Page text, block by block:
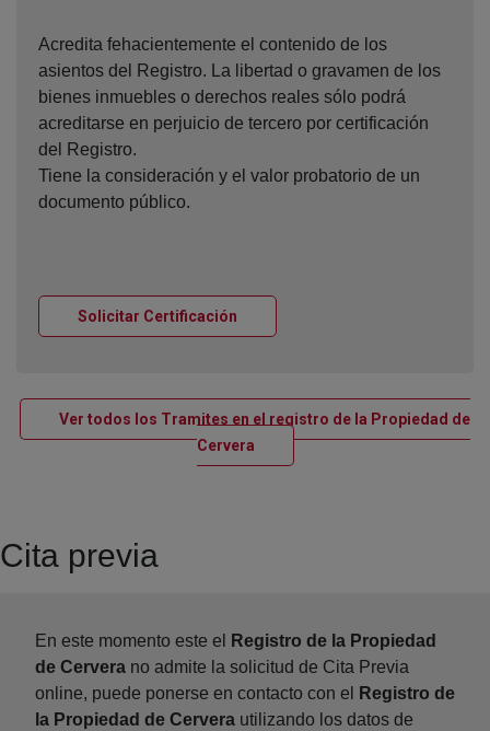
Acredita fehacientemente el contenido de los
asientos del Registro. La libertad o gravamen de los
bienes inmuebles o derechos reales sólo podrá
acreditarse en perjuicio de tercero por certificación
del Registro.
Tiene la consideración y el valor probatorio de un
documento público.
Solicitar Certificación
Ver todos los Tramites en el registro de la Propiedad de
CerveraVentana nueva
Cita previa
En este momento este el
Registro de la Propiedad
de Cervera no admite la solicitud de Cita Previa
online, puede ponerse en contacto con el
Registro de
la Propiedad de Cervera utilizando los datos de